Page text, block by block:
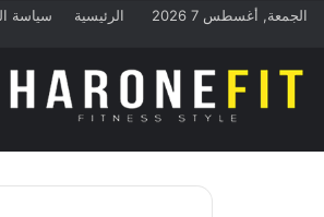
الجمعة, أغسطس 7 2026 الرئيسية سياسة